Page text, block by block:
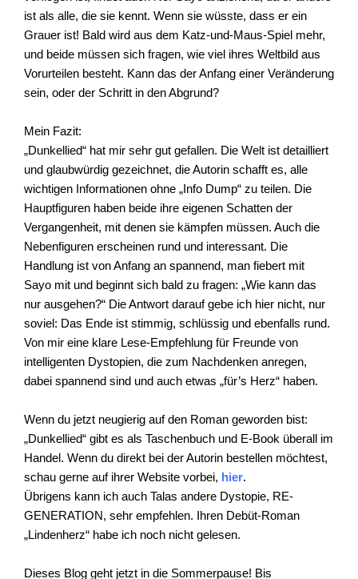
ist als alle, die sie kennt. Wenn sie wüsste, dass er ein
Grauer ist! Bald wird aus dem Katz-und-Maus-Spiel mehr,
und beide müssen sich fragen, wie viel ihres Weltbild aus
Vorurteilen besteht. Kann das der Anfang einer Veränderung
sein, oder der Schritt in den Abgrund?
Mein Fazit:
„Dunkellied“ hat mir sehr gut gefallen. Die Welt ist detailliert
und glaubwürdig gezeichnet, die Autorin schafft es, alle
wichtigen Informationen ohne „Info Dump“ zu teilen. Die
Hauptfiguren haben beide ihre eigenen Schatten der
Vergangenheit, mit denen sie kämpfen müssen. Auch die
Nebenfiguren erscheinen rund und interessant. Die
Handlung ist von Anfang an spannend, man fiebert mit
Sayo mit und beginnt sich bald zu fragen: „Wie kann das
nur ausgehen?“ Die Antwort darauf gebe ich hier nicht, nur
soviel: Das Ende ist stimmig, schlüssig und ebenfalls rund.
Von mir eine klare Lese-Empfehlung für Freunde von
intelligenten Dystopien, die zum Nachdenken anregen,
dabei spannend sind und auch etwas „für’s Herz“ haben.
Wenn du jetzt neugierig auf den Roman geworden bist:
„Dunkellied“ gibt es als Taschenbuch und E-Book überall im
Handel. Wenn du direkt bei der Autorin bestellen möchtest,
schau gerne auf ihrer Website vorbei, hier.
Übrigens kann ich auch Talas andere Dystopie, RE-
GENERATION, sehr empfehlen. Ihren Debüt-Roman
„Lindenherz“ habe ich noch nicht gelesen.
Dieses Blog geht jetzt in die Sommerpause! Bis